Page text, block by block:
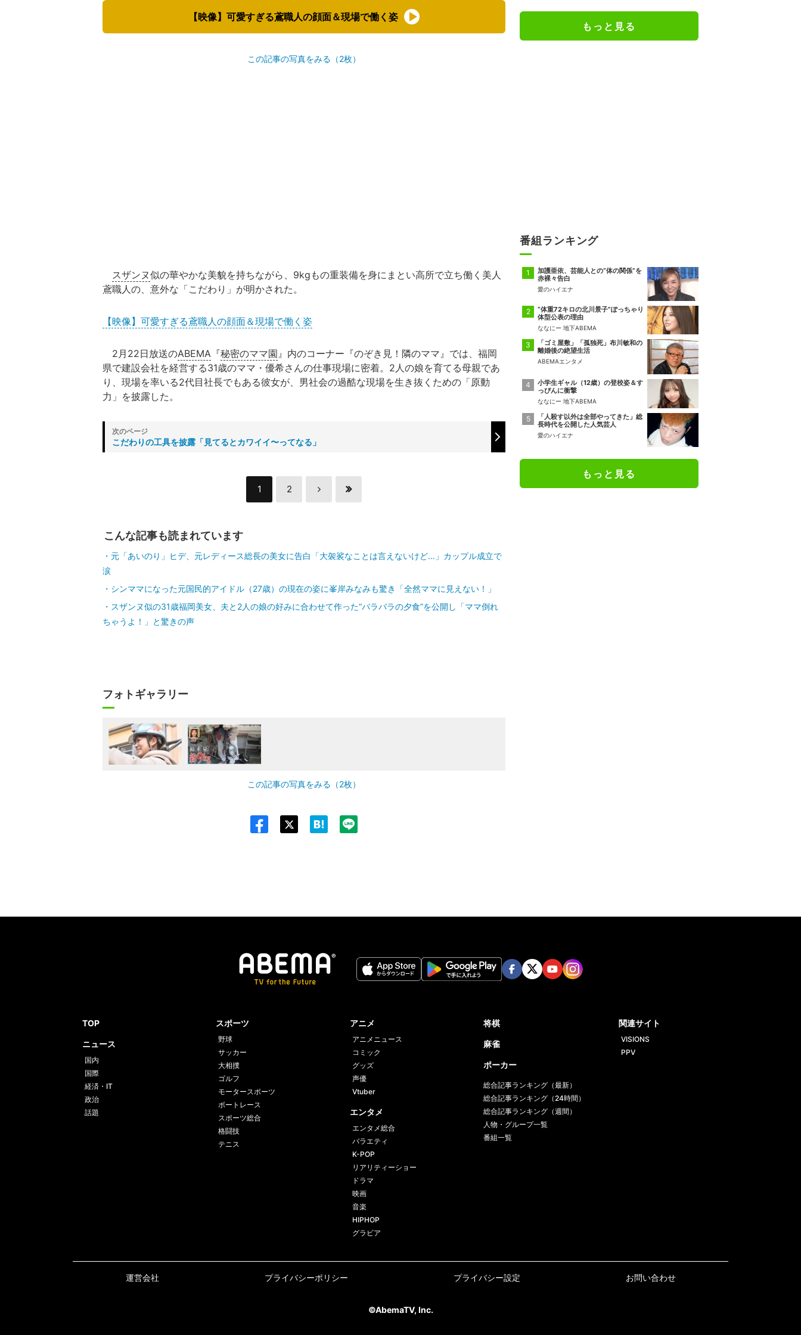
【映像】可愛すぎる鳶職人の顔面＆現場で働く姿
この記事の写真をみる（2枚）
スザンヌ似の華やかな美貌を持ちながら、9kgもの重装備を身にまとい高所で立ち働く美人
鳶職人の、意外な「こだわり」が明かされた。
【映像】可愛すぎる鳶職人の顔面＆現場で働く姿
2月22日放送のABEMA 『秘密のママ園 』内のコーナー『のぞき見！隣のママ』では、福岡
県で建設会社を経営する31歳のママ・優希さんの仕事現場に密着。2人の娘を育てる母親であ
り、現場を率いる2代目社長でもある彼女が、男社会の過酷な現場を生き抜くための「原動
力」を披露した。
こだわりの工具を披露「見てるとカワイイ〜ってなる」
1 2
こんな記事も読まれています
元「あいのり」ヒデ、元レディース総長の美女に告白「大袈裟なことは言えないけど…」カップル成立で
涙
シンママになった元国民的アイドル（27歳）の現在の姿に峯岸みなみも驚き「全然ママに見えない！」
スザンヌ似の31歳福岡美女、夫と2人の娘の好みに合わせて作った“バラバラの夕食”を公開し「ママ倒れ
ちゃうよ！」と驚きの声
フォトギャラリー
この記事の写真をみる（2枚）
もっと見る
番組ランキング
加護亜依、芸能人との“体の関係”を
赤裸々告白
愛のハイエナ
“体重72キロの北川景子”ぽっちゃり
体型公表の理由
ななにー 地下ABEMA
「ゴミ屋敷」「孤独死」布川敏和の
離婚後の絶望生活
ABEMAエンタメ
小学生ギャル（12歳）の登校姿＆す
っぴんに衝撃
ななにー 地下ABEMA
「人殺す以外は全部やってきた」総
長時代を公開した人気芸人
愛のハイエナ
もっと見る
TOP
ニュース
国内
国際
経済・IT
政治
話題
スポーツ
野球
サッカー
大相撲
ゴルフ
モータースポーツ
ボートレース
スポーツ総合
格闘技
テニス
アニメ
アニメニュース
コミック
グッズ
声優
Vtuber
エンタメ
エンタメ総合
バラエティ
K-POP
リアリティーショー
ドラマ
映画
音楽
HIPHOP
グラビア
将棋
麻雀
ポーカー
総合記事ランキング（最新）
総合記事ランキング（24時間）
総合記事ランキング（週間）
人物・グループ一覧
番組一覧
関連サイト
VISIONS
PPV
運営会社 プライバシーポリシー プライバシー設定 お問い合わせ
©AbemaTV, Inc.